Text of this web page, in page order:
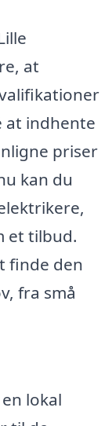
at
at indhente
priser
kan du
et tilbud.
finde den
fra små
lokal